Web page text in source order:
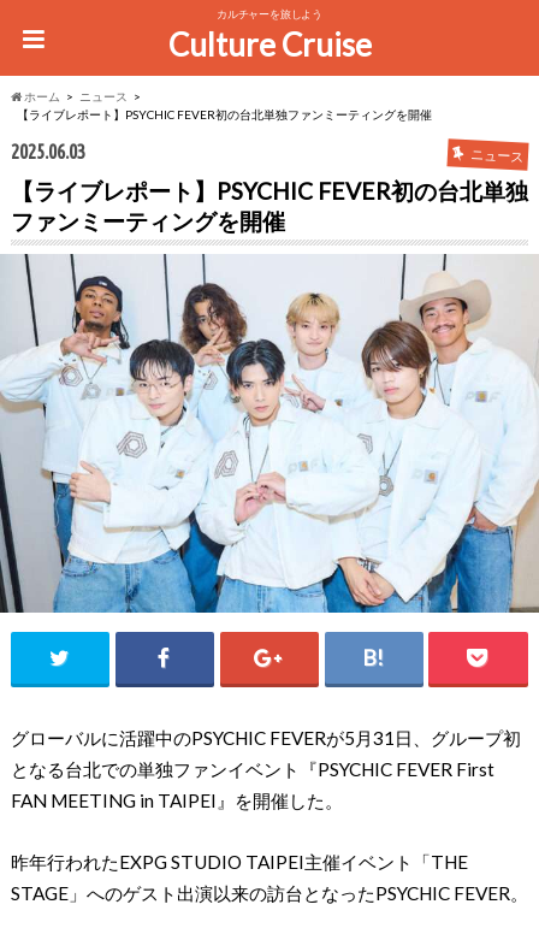
カルチャーを旅しよう
Culture Cruise
ホーム
ニュース
【ライブレポート】PSYCHIC FEVER初の台北単独ファンミーティングを開催
2025.06.03 ニュース
【ライブレポート】PSYCHIC FEVER初の台北単独
ファンミーティングを開催
グローバルに活躍中のPSYCHIC FEVERが5月31日、グループ初
となる台北での単独ファンイベント『PSYCHIC FEVER First
FAN MEETING in TAIPEI』を開催した。
昨年行われたEXPG STUDIO TAIPEI主催イベント「THE
STAGE」へのゲスト出演以来の訪台となったPSYCHIC FEVER。